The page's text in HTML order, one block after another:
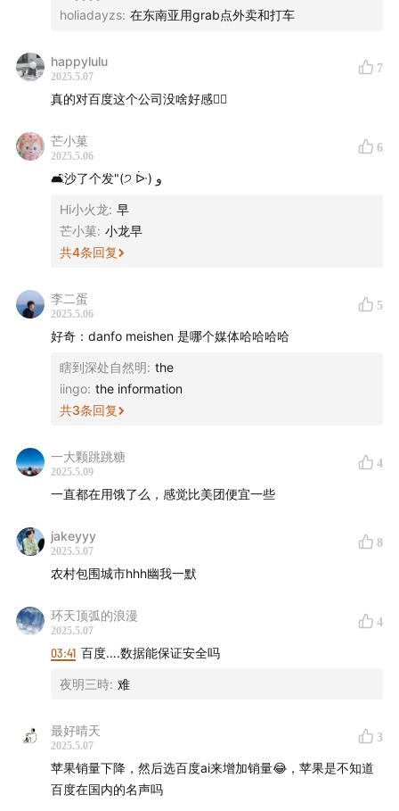
链接直达 声动商务会客厅，或者发送邮件至
加入我们：声动活泼目前开放
、商务部门实习生、社群运营实习生
听众投稿 ：如果你了解身边日常现象的背后原因，
成为会员：如果你在节目中有所收获，认可好内容的价
值，欢迎付费 365 元
付费内容，同时每周获得一封节目外的观察手记。
「用声音碰撞世界」 ，声动活泼致力于为人们提供源源不
我们还有这些播客：声东击西
知道、 商业WHY酱
吃喝玩乐了不起
如果你喜欢我们的节目，欢迎
支持，或把我们的节
目推荐给朋友
holiadayzs: 在东南亚用grab点外卖和打车
happylulu
2025.5.07
7
真的对百度这个公司没啥好感😮‍💨
芒小菓
2025.5.06
6
🛋️沙了个发"(੭ ᐕ) و
Hi小火龙: 早
芒小菓: 小龙早
共4条回复
李二蛋
2025.5.06
5
好奇：danfo meishen 是哪个媒体哈哈哈哈
瞎到深处自然明: the
iingo: the information
共3条回复
一大颗跳跳糖
2025.5.09
4
一直都在用饿了么，感觉比美团便宜一些
jakeyyy
2025.5.07
8
农村包围城市hhh幽我一默
环天顶弧的浪漫
2025.5.07
4
03:41 百度….数据能保证安全吗
夜明三時: 难
最好晴天
2025.5.07
3
苹果销量下降，然后选百度ai来增加销量😂，苹果是不知道
百度在国内的名声吗